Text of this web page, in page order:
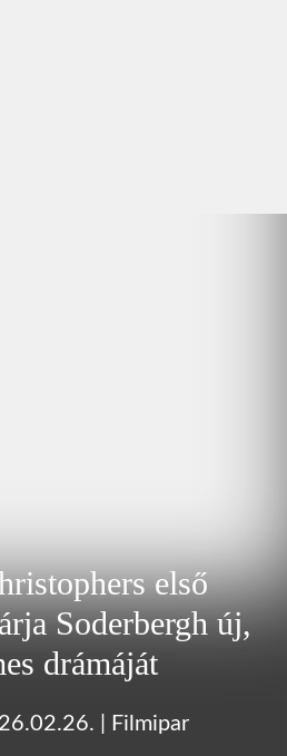
első
Soderbergh új,
drámáját
Filmipar